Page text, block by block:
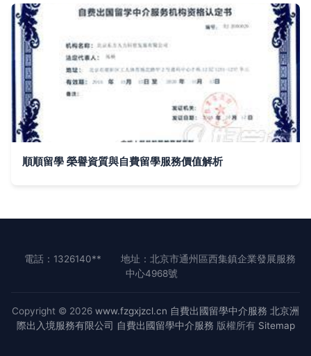
順順留學 榮譽資質與自費留學服務價值解析
電話：1326140**
地址：北京市通州區西集鎮企業發展服務
中心4968號
Copyright © 2026 www.fzgxjzcl.cn 自費出國留學中介服務 北京洲
際出入境服務有限公司 自費出國留學中介服務 版權所有 Sitemap